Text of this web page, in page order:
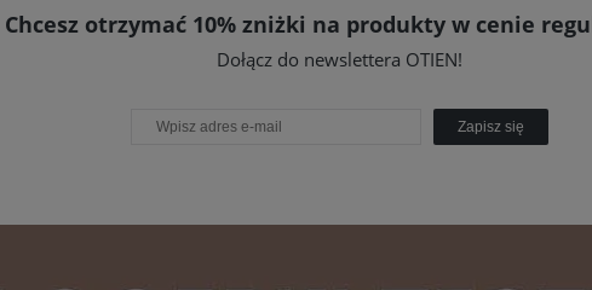
Chcesz otrzymać 10% zniżki na produkty w cenie
Dołącz do newslettera OTIEN!
Zapisz się